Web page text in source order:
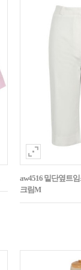
aw4516 밑단옆트
크림M